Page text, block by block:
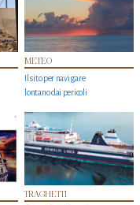
METEO
Il sito per navigare
lontano dai pericoli
TRAGHETTI